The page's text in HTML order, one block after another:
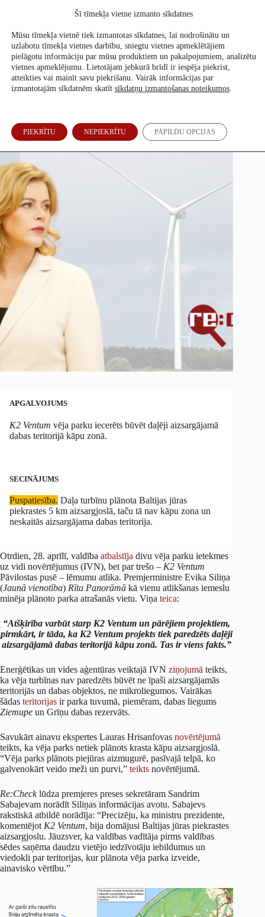
Atbalsti mūs
Vai K2 Ventum plānots kāpās un aizsargājamās dabas
teritorijās?
APGALVOJUMS
K2 Ventum vēja parku iecerēts būvēt daļēji aizsargājamā
dabas teritorijā kāpu zonā.
SECINĀJUMS
Puspatiesība. Daļa turbīnu plānota Baltijas jūras
piekrastes 5 km aizsargjoslā, taču tā nav kāpu zona un
neskaitās aizsargājama dabas teritorija.
Otrdien, 28. aprīlī, valdība atbalstīja divu vēja parku ietekmes
uz vidi novērtējumus (IVN), bet par trešo – K2 Ventum
Pāvilostas pusē – lēmumu atlika. Premjerministre Evika Siliņa
(Jaunā vienotība) Rīta Panorāmā kā vienu atlikšanas iemeslu
minēja plānoto parka atrašanās vietu. Viņa teica:
“Atšķirība varbūt starp K2 Ventum un pārējiem projektiem,
pirmkārt, ir tāda, ka K2 Ventum projekts tiek paredzēts daļēji
aizsargājamā dabas teritorijā kāpu zonā. Tas ir viens fakts.”
Enerģētikas un vides aģentūras veiktajā IVN ziņojumā teikts,
ka vēja turbīnas nav paredzēts būvēt ne īpaši aizsargājamās
teritorijās un dabas objektos, ne mikroliegumos. Vairākas
šādas teritorijas ir parka tuvumā, piemēram, dabas liegums
Ziemupe un Grīņu dabas rezervāts.
Savukārt ainavu ekspertes Lauras Hrisanfovas novērtējumā
teikts, ka vēja parks netiek plānots krasta kāpu aizsargjoslā.
“Vēja parks plānots piejūras aizmugurē, pasīvajā telpā, ko
galvenokārt veido meži un purvi,” teikts novērtējumā.
Re:Checklūdza premjeres preses sekretāram Sandrim
Sabajevam norādīt Siliņas informācijas avotu. Sabajevs
rakstiskā atbildē norādīja: “Precizēju, ka ministru prezidente,
komentējot K2 Ventum, bija domājusi Baltijas jūras piekrastes
aizsargjoslu. Jāuzsver, ka valdības vadītāja pirms valdības
sēdes saņēma daudzu vietējo iedzīvotāju iebildumus un
viedokli par teritorijas, kur plānota vēja parka izveide,
ainavisko vērtību.”
Šī tīmekļa vietne izmanto sīkdatnes
Mūsu tīmekļa vietnē tiek izmantotas sīkdatnes, lai nodrošinātu un
uzlabotu tīmekļa vietnes darbību, sniegtu vietnes apmeklētājiem
pielāgotu informāciju par mūsu produktiem un pakalpojumiem, analizētu
vietnes apmeklējumu. Lietotājam jebkurā brīdī ir iespēja piekrist,
atteikties vai mainīt savu piekrišanu. Vairāk informācijas par
izmantotajām sīkdatnēm skatīt sīkdatņu izmantošanas noteikumos.
PIEKRĪTU NEPIEKRĪTU PAPILDU OPCIJAS